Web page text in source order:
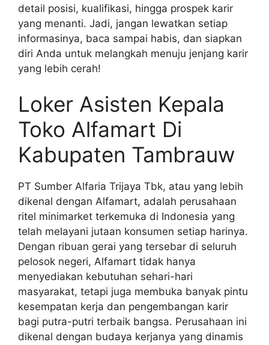
detail posisi, kualifikasi, hingga prospek karir
yang menanti. Jadi, jangan lewatkan setiap
informasinya, baca sampai habis, dan siapkan
diri Anda untuk melangkah menuju jenjang karir
yang lebih cerah!
Loker Asisten Kepala
Toko Alfamart Di
Kabupaten Tambrauw
PT Sumber Alfaria Trijaya Tbk, atau yang lebih
dikenal dengan Alfamart, adalah perusahaan
ritel minimarket terkemuka di Indonesia yang
telah melayani jutaan konsumen setiap harinya.
Dengan ribuan gerai yang tersebar di seluruh
pelosok negeri, Alfamart tidak hanya
menyediakan kebutuhan sehari-hari
masyarakat, tetapi juga membuka banyak pintu
kesempatan kerja dan pengembangan karir
bagi putra-putri terbaik bangsa. Perusahaan ini
dikenal dengan budaya kerjanya yang dinamis